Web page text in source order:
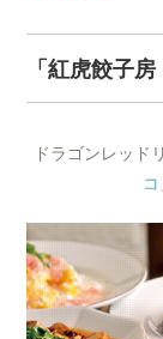
「紅虎餃子
ドラゴンレッド
コ